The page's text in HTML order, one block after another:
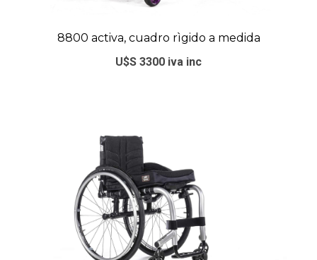
8800 activa, cuadro rìgido a medida
U$S 3300 iva inc